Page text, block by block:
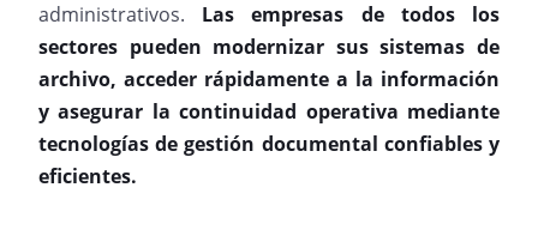
administrativos. Las empresas de todos los
sectores pueden modernizar sus sistemas de
archivo, acceder rápidamente a la información
y asegurar la continuidad operativa mediante
tecnologías de gestión documental confiables y
eficientes.